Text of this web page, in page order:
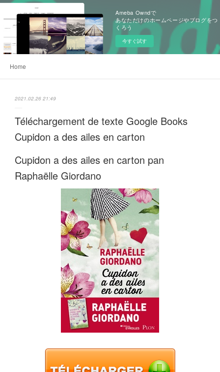
Ameba Owndで
あなただけのホームページやブログをつ
くろう
今すぐ試す
Home
2021.02.26 21:49
Téléchargement de texte Google Books
Cupidon a des ailes en carton
Cupidon a des ailes en carton pan
Raphaëlle Giordano